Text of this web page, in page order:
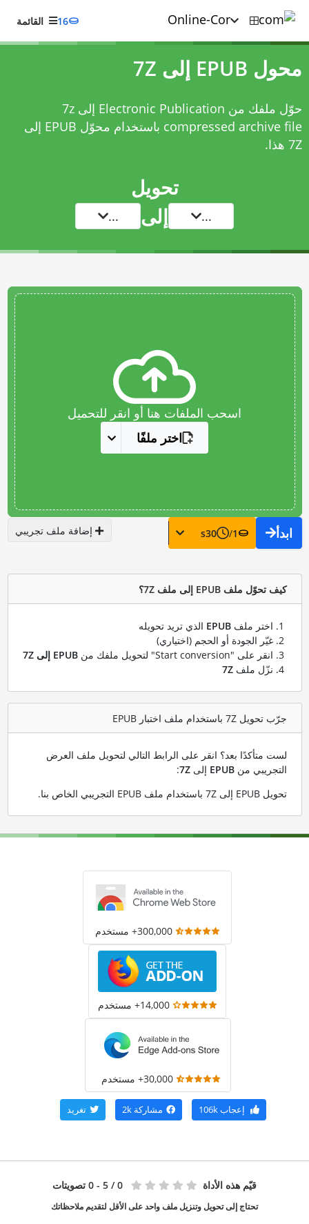
16 القائمة
محول EPUB إلى 7Z
حوّل ملفك من Electronic Publication إلى 7z
compressed archive file باستخدام
محوّل EPUB إلى
7Zهذا.
تحويل
... إلى ...
اسحب الملفات هنا أو انقر للتحميل
اختر ملفًا
ابدأ 1
/
30
s إضافة ملف تجريبي
كيف تحوّل ملف EPUB إلى ملف 7Z؟
اختر ملف EPUBالذي تريد تحويله
غيّر الجودة أو الحجم (اختياري)
انقر على "Start conversion" لتحويل ملفك من
EPUB إلى 7Z
نزّل ملف 7Z
جرّب تحويل 7Z باستخدام ملف اختبار EPUB
لست متأكدًا بعد؟ انقر على الرابط التالي لتحويل ملف العرض
التجريبي من EPUBإلى 7Z
:
تحويل EPUB إلى 7Z باستخدام ملف EPUB التجريبي الخاص بنا
.
300,000+ مستخدم
14,000+ مستخدم
30,000+ مستخدم
إعجاب106k مشاركة 2k تغريد
قيّم هذه الأداة 0 / 5 - 0 تصويتات
تحتاج إلى تحويل وتنزيل ملف واحد على الأقل لتقديم ملاحظاتك